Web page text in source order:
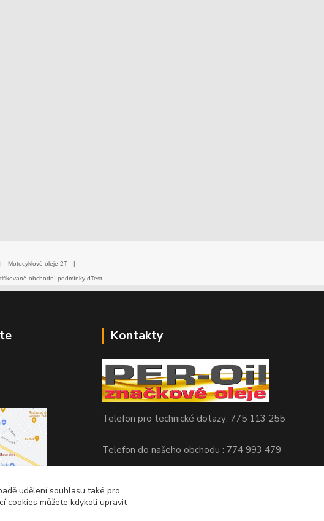
| Motocyklové oleje 2T |
obchodní podmínky dTest
Kontakty
Telefon pro technické dotazy: 775 113 255
Telefon do našeho obchodu : 774 993 479
udělení souhlasu také pro
cookies můžete kdykoli upravit